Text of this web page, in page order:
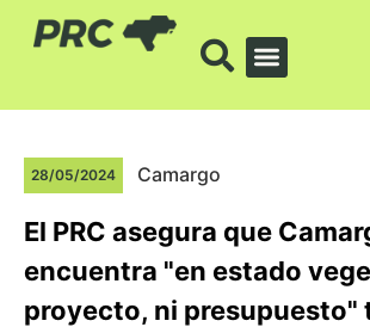
28/05/2024 Camargo
El PRC asegura que
encuentra "en estado
proyecto, ni presupuesto"